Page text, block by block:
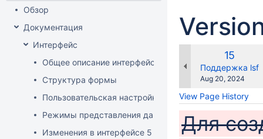
header
Skip
Обзор
Документация
Интерфейс
Общее описание интерфейса клиента
Структура формы
Пользовательская настройка интерфейса
Режимы представления данных
Изменения в интерфейсе 5 версии платформы
Old
Version
15
Поддержка lsf
Saved
Aug 20, 2024
View Page History
Для